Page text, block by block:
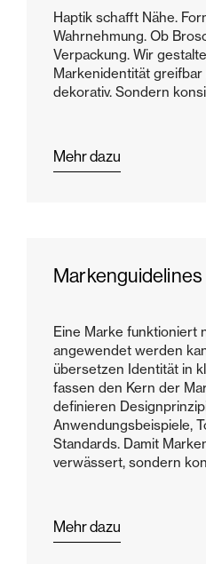
Haptik schafft Nähe.
Wahrnehmung. Ob
Verpackung. Wir
Markenidentität greifbar
dekorativ. Sondern
Mehr dazu
Markenguidelines
Eine Marke funktioniert
angewendet werden
übersetzen Identität in
fassen den Kern der
definieren
Anwendungsbeispiele,
Standards. Damit
verwässert, sondern
Mehr dazu